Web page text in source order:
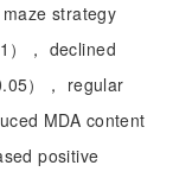
strategy
）， declined
）， regular
MDA content
positive